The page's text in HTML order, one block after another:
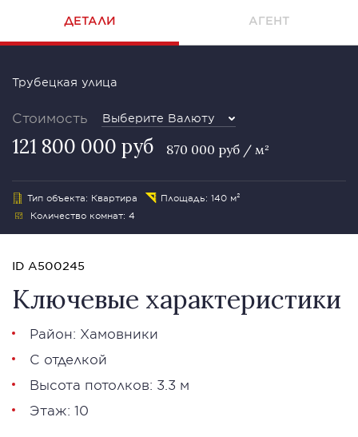
ДЕТАЛИ АГЕНТ
Трубецкая улица
Стоимость Выберите Валюту
121 800 000 руб 870 000 руб / м²
Тип объекта: Квартира
Площадь: 140 м²
Количество комнат: 4
ID A500245
Ключевые характеристики
Район: Хамовники
С отделкой
Высота потолков: 3.3 м
Этаж: 10